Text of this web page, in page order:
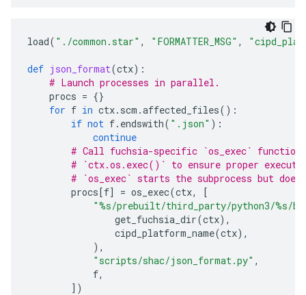
load( "./common.star" , "FORMATTER_MSG" ,
def json_format(ctx):
# Launch processes in parallel.
procs = {}
for f in ctx. scm .affected_files():
if not f. endswith( ".json" ):
continue
# Call fuchsia-specific `os_exec` function
# `ctx.os.exec()` to ensure proper
# `os_exec` starts the subprocess but
procs[f] = os_exec(ctx,
[
"%s/prebuilt/third_party/python3/%s/
get_fuchsia_dir(ctx),
cipd_platform_name(ctx),
),
"scripts/shac/json_format.py" ,
f,
])